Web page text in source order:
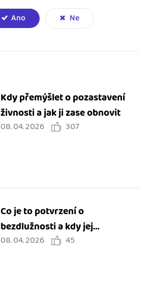
Ano Ne
Kdy přemýšlet o pozastavení
živnosti a jak ji zase obnovit
08. 04. 2026 307
Co je to potvrzení o
bezdlužnosti a kdy jej
potřebuji?
08. 04. 2026 45